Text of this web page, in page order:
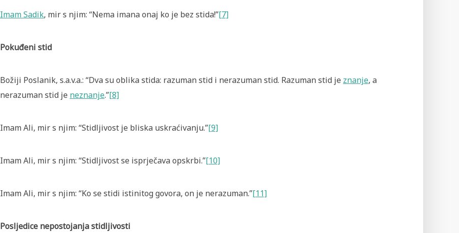
Imam Sadik, mir s njim: “Nema imana onaj ko je bez stida!”[7]
Pokuđeni stid
Božiji Poslanik, s.a.v.a.: “Dva su oblika stida: razuman stid i nerazuman stid. Razuman stid je znanje, a
nerazuman stid je neznanje.”[8]
Imam Ali, mir s njim: “Stidljivost je bliska uskraćivanju.”[9]
Imam Ali, mir s njim: “Stidljivost se isprječava opskrbi.”[10]
Imam Ali, mir s njim: “Ko se stidi istinitog govora, on je nerazuman.”[11]
Posljedice nepostojanja stidljivosti